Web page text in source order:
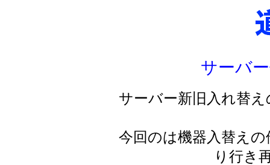
サーバ
サーバー新旧入れ替
今回のは機器入替え
り行き